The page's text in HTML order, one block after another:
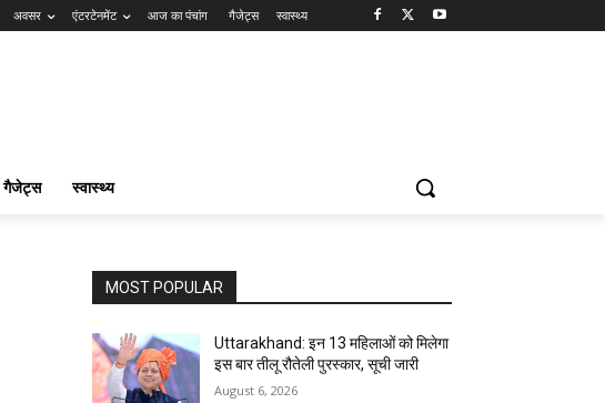
अवसर एंटरटेनमेंट आज का पंचांग गैजेट्स स्वास्थ्य
गैजेट्स स्वास्थ्य
MOST POPULAR
Uttarakhand: इन 13 महिलाओं को मिलेगा
इस बार तीलू रौतेली पुरस्कार, सूची जारी
August 6, 2026